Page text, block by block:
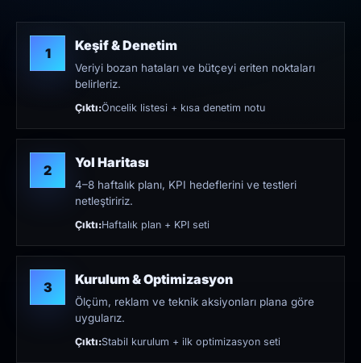
1 Keşif & Denetim
Veriyi bozan hataları ve bütçeyi eriten noktaları
belirleriz.
Çıktı:Öncelik listesi + kısa denetim notu
2 Yol Haritası
4–8 haftalık planı, KPI hedeflerini ve testleri
netleştiririz.
Çıktı:Haftalık plan + KPI seti
3 Kurulum & Optimizasyon
Ölçüm, reklam ve teknik aksiyonları plana göre
uygularız.
Çıktı:Stabil kurulum + ilk optimizasyon seti